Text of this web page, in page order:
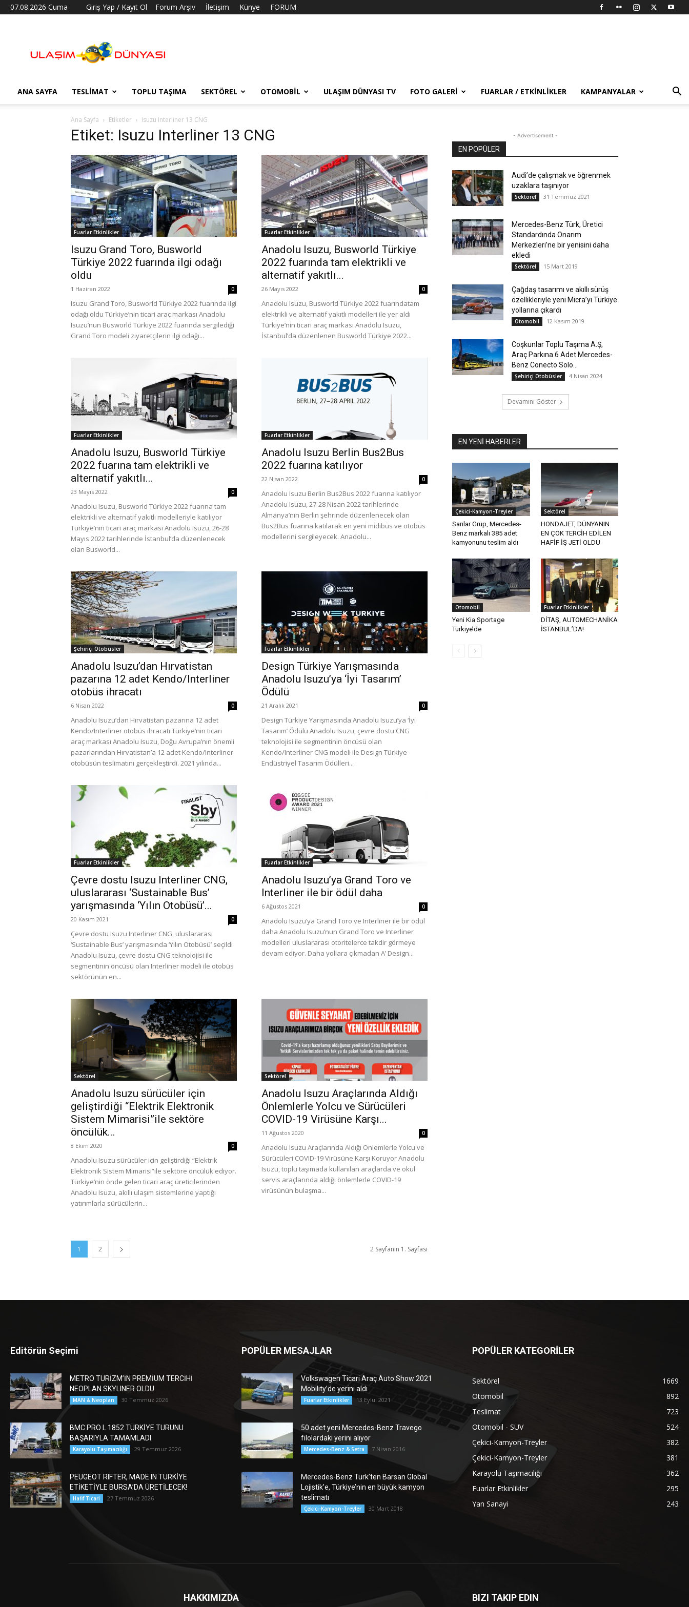
07.08.2026 Cuma Giriş Yap / Kayıt Ol Forum Arşiv İletişim Künye FORUM
Dünyası
ANA SAYFA TESLIMAT TOPLU TAŞIMA SEKTÖREL OTOMOBIL ULAŞIM DÜNYASI TV FOTO GALERI FUARLAR / ETKINLIKLER KAMPANYALAR
Ana Sayfa Etiketler Isuzu Interliner 13 CNG
Etiket: Isuzu Interliner 13 CNG
Fuarlar Etkinlikler
Isuzu Grand Toro, Busworld
Türkiye 2022 fuarında ilgi odağı
oldu
1 Haziran 2022 0
Isuzu Grand Toro, Busworld Türkiye 2022 fuarında ilgi
odağı oldu Türkiye’nin ticari araç markası Anadolu
Isuzu’nun Busworld Türkiye 2022 fuarında sergilediği
Grand Toro modeli ziyaretçilerin ilgi odağı...
Fuarlar Etkinlikler
Anadolu Isuzu, Busworld Türkiye
2022 fuarında tam elektrikli ve
alternatif yakıtlı...
26 Mayıs 2022 0
Anadolu Isuzu, Busworld Türkiye 2022 fuarındatam
elektrikli ve alternatif yakıtlı modelleri ile yer aldı
Türkiye’nin ticari araç markası Anadolu Isuzu,
İstanbul’da düzenlenen Busworld Türkiye 2022...
Fuarlar Etkinlikler
Anadolu Isuzu, Busworld Türkiye
2022 fuarına tam elektrikli ve
alternatif yakıtlı...
23 Mayıs 2022 0
Anadolu Isuzu, Busworld Türkiye 2022 fuarına tam
elektrikli ve alternatif yakıtlı modelleriyle katılıyor
Türkiye’nin ticari araç markası Anadolu Isuzu, 26-28
Mayıs 2022 tarihlerinde İstanbul’da düzenlenecek
olan Busworld...
Fuarlar Etkinlikler
Anadolu Isuzu Berlin Bus2Bus
2022 fuarına katılıyor
22 Nisan 2022 0
Anadolu Isuzu Berlin Bus2Bus 2022 fuarına katılıyor
Anadolu Isuzu, 27-28 Nisan 2022 tarihlerinde
Almanya’nın Berlin şehrinde düzenlenecek olan
Bus2Bus fuarına katılarak en yeni midibüs ve otobüs
modellerini sergileyecek. Anadolu...
Şehiriçi Otobüsler
Anadolu Isuzu’dan Hırvatistan
pazarına 12 adet Kendo/Interliner
otobüs ihracatı
6 Nisan 2022 0
Anadolu Isuzu’dan Hırvatistan pazarına 12 adet
Kendo/Interliner otobüs ihracatı Türkiye’nin ticari
araç markası Anadolu Isuzu, Doğu Avrupa’nın önemli
pazarlarından Hırvatistan’a 12 adet Kendo/Interliner
otobüsün teslimatını gerçekleştirdi. 2021 yılında...
Fuarlar Etkinlikler
Design Türkiye Yarışmasında
Anadolu Isuzu’ya ‘İyi Tasarım’
Ödülü
21 Aralık 2021 0
Design Türkiye Yarışmasında Anadolu Isuzu’ya ‘İyi
Tasarım’ Ödülü Anadolu Isuzu, çevre dostu CNG
teknolojisi ile segmentinin öncüsü olan
Kendo/Interliner CNG modeli ile Design Türkiye
Endüstriyel Tasarım Ödülleri...
Fuarlar Etkinlikler
Çevre dostu Isuzu Interliner CNG,
uluslararası ‘Sustainable Bus’
yarışmasında ‘Yılın Otobüsü’...
20 Kasım 2021 0
Çevre dostu Isuzu Interliner CNG, uluslararası
‘Sustainable Bus’ yarışmasında ‘Yılın Otobüsü’ seçildi
Anadolu Isuzu, çevre dostu CNG teknolojisi ile
segmentinin öncüsü olan Interliner modeli ile otobüs
sektörünün en...
Fuarlar Etkinlikler
Anadolu Isuzu’ya Grand Toro ve
Interliner ile bir ödül daha
6 Ağustos 2021 0
Anadolu Isuzu’ya Grand Toro ve Interliner ile bir ödül
daha Anadolu Isuzu’nun Grand Toro ve Interliner
modelleri uluslararası otoritelerce takdir görmeye
devam ediyor. Daha yollara çıkmadan A’ Design...
Sektörel
Anadolu Isuzu sürücüler için
geliştirdiği “Elektrik Elektronik
Sistem Mimarisi”ile sektöre
öncülük...
8 Ekim 2020 0
Anadolu Isuzu sürücüler için geliştirdiği “Elektrik
Elektronik Sistem Mimarisi”ile sektöre öncülük ediyor.
Türkiye’nin önde gelen ticari araç üreticilerinden
Anadolu Isuzu, akıllı ulaşım sistemlerine yaptığı
yatırımlarla sürücülerin...
Sektörel
Anadolu Isuzu Araçlarında Aldığı
Önlemlerle Yolcu ve Sürücüleri
COVID-19 Virüsüne Karşı...
11 Ağustos 2020 0
Anadolu Isuzu Araçlarında Aldığı Önlemlerle Yolcu ve
Sürücüleri COVID-19 Virüsüne Karşı Koruyor Anadolu
Isuzu, toplu taşımada kullanılan araçlarda ve okul
servis araçlarında aldığı önlemlerle COVID-19
virüsünün bulaşma...
1 2 2 Sayfanın 1. Sayfası
- Advertisement -
EN POPÜLER
Audi’de çalışmak ve öğrenmek
uzaklara taşınıyor
Sektörel 31 Temmuz 2021
Mercedes-Benz Türk, Üretici
Standardında Onarım
Merkezleri’ne bir yenisini daha
ekledi
Sektörel 15 Mart 2019
Çağdaş tasarımı ve akıllı sürüş
özellikleriyle yeni Micra’yı Türkiye
yollarına çıkardı
Otomobil 12 Kasım 2019
Coşkunlar Toplu Taşıma A.Ş,
Araç Parkına 6 Adet Mercedes-
Benz Conecto Solo...
Şehiriçi Otobüsler 4 Nisan 2024
Devamını Göster
EN YENİ HABERLER
Çekici-Kamyon-Treyler
Sarılar Grup, Mercedes-
Benz markalı 385 adet
kamyonunu teslim aldı
Sektörel
HONDAJET, DÜNYANIN
EN ÇOK TERCİH EDİLEN
HAFİF İŞ JETİ OLDU
Otomobil
Yeni Kia Sportage
Türkiye’de
Fuarlar Etkinlikler
DİTAŞ, AUTOMECHANİKA
İSTANBUL’DA!
Editörün Seçimi
METRO TURİZM’İN PREMİUM TERCİHİ
NEOPLAN SKYLINER OLDU
MAN & Neoplan 30 Temmuz 2026
BMC PRO L 1852 TÜRKİYE TURUNU
BAŞARIYLA TAMAMLADI
Karayolu Taşımacılığı 29 Temmuz 2026
PEUGEOT RIFTER, MADE IN TÜRKİYE
ETİKETİYLE BURSA’DA ÜRETİLECEK!
Hafif Ticari 27 Temmuz 2026
POPÜLER MESAJLAR
Volkswagen Ticari Araç Auto Show 2021
Mobility’de yerini aldı
Fuarlar Etkinlikler 13 Eylül 2021
50 adet yeni Mercedes-Benz Travego
filolardaki yerini alıyor
Mercedes-Benz & Setra 7 Nisan 2016
Mercedes-Benz Türk’ten Barsan Global
Lojistik’e, Türkiye’nin en büyük kamyon
teslimatı
Çekici-Kamyon-Treyler 30 Mart 2018
POPÜLER KATEGORİLER
Sektörel
1669
Otomobil
892
Teslimat
723
Otomobil - SUV
524
Çekici-Kamyon-Treyler
382
Çekici-Kamyon-Treyler
381
Karayolu Taşımacılığı
362
Fuarlar Etkinlikler
295
Yan Sanayi
243
HAKKIMIZDA BIZI TAKIP EDIN